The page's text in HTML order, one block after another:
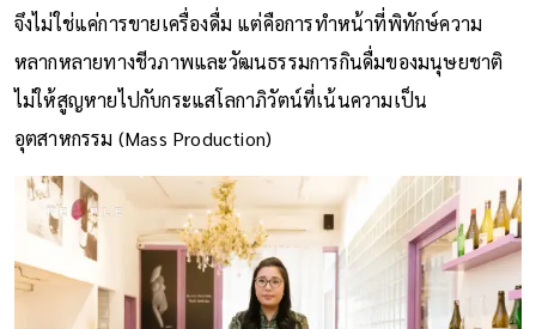
จึงไม่ใช่แค่การขายเครื่องดื่ม แต่คือการทำหน้าที่พิทักษ์ความ
หลากหลายทางชีวภาพและวัฒนธรรมการกินดื่มของมนุษยชาติ
ไม่ให้สูญหายไปกับกระแสโลกาภิวัตน์ที่เน้นความเป็น
อุตสาหกรรม (Mass Production)